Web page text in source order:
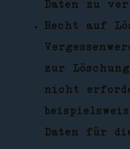
Daten zu
Recht auf
zur
nicht
Daten für